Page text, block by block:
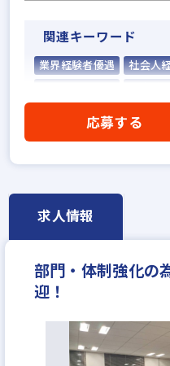
関連キーワード
業界経験者優遇
社会人
社宅・家賃補助あり
資
不動産ITベ
月給40万円
応募する
求人情報
部門・体制強化の
迎！